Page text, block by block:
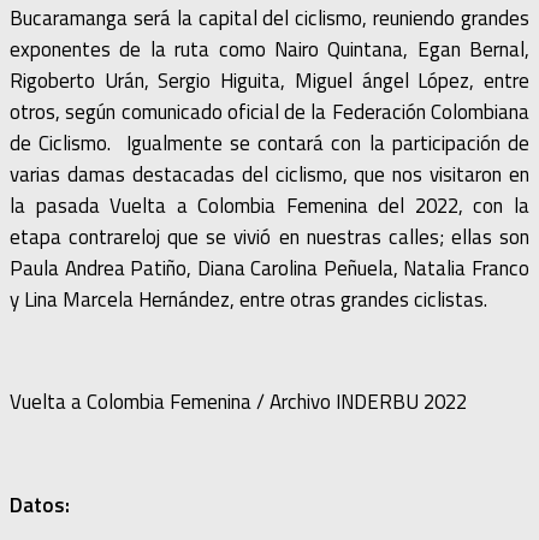
Bucaramanga será la capital del ciclismo, reuniendo grandes
exponentes de la ruta como Nairo Quintana, Egan Bernal,
Rigoberto Urán, Sergio Higuita, Miguel ángel López, entre
otros, según comunicado oficial de la Federación Colombiana
de Ciclismo. Igualmente se contará con la participación de
varias damas destacadas del ciclismo, que nos visitaron en
la pasada Vuelta a Colombia Femenina del 2022, con la
etapa contrareloj que se vivió en nuestras calles; ellas son
Paula Andrea Patiño, Diana Carolina Peñuela, Natalia Franco
y Lina Marcela Hernández, entre otras grandes ciclistas.
Vuelta a Colombia Femenina / Archivo INDERBU 2022
Datos: